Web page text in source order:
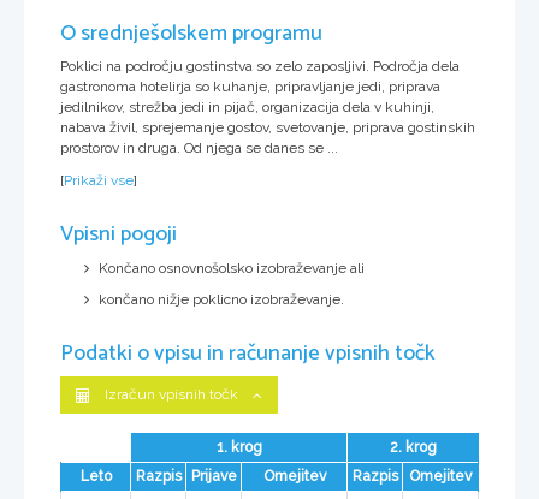
O srednješolskem programu
Poklici na področju gostinstva so zelo zaposljivi. Področja dela
gastronoma hotelirja so kuhanje, pripravljanje jedi, priprava
jedilnikov, strežba jedi in pijač, organizacija dela v kuhinji,
nabava živil, sprejemanje gostov, svetovanje, priprava gostinskih
prostorov in druga. Od njega se danes se ...
[Prikaži vse]
Vpisni pogoji
Končano osnovnošolsko izobraževanje ali
končano nižje poklicno izobraževanje.
Podatki o vpisu in računanje vpisnih točk
Izračun vpisnih točk
1. krog
2. krog
Leto
Razpis Prijave Omejitev Razpis
Omejitev